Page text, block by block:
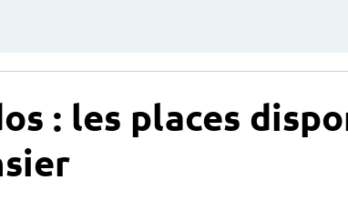
: les places